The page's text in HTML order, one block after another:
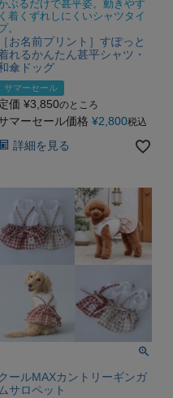
ぶるだけで甚平姿。動きやす
く着くずれしにくいシャツタイ
。
［お名前プリント］すぽっと
れるかんたん甚平シャツ・
傘ドッグ
サマーセール
価 ¥3,850のところ
マーセール価格 ¥2,800税込
詳細を見る
クールMAXカントリーギンガ
ムサロペット